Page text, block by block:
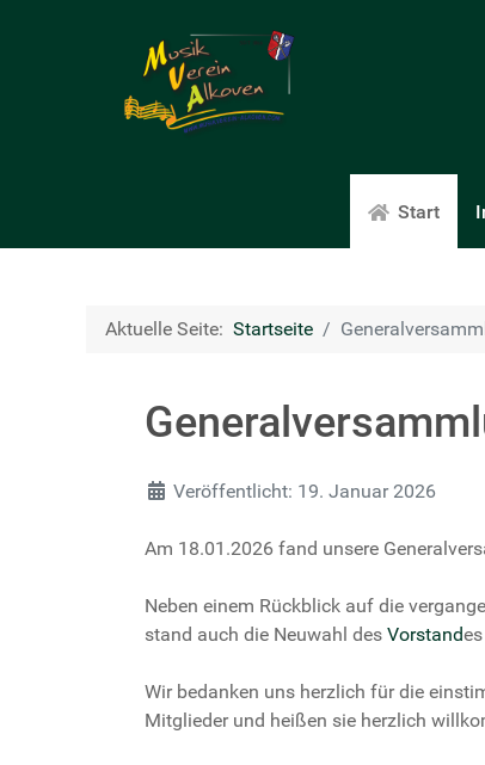
Start
Aktuelle Seite: Startseite
DetailsVeröffentlicht: 19. Januar 2026
Am 18.01.2026 fand unsere
Neben einem Rückblick auf die
stand auch die Neuwahl des Vorstand
Wir bedanken uns herzlich für die
Mitglieder und heißen sie herzlich